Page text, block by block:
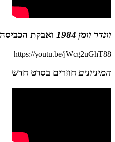
וונדר וומן 1984 ואבקת הכביסה
https://youtu.be/jWcg2uGhT88
המיניונים חוזרים בסרט חדש